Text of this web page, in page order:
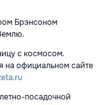
Брэнсоном
с космосом.
на официальном сайте
посадочной